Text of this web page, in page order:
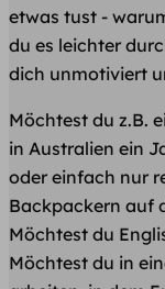
etwas tust -
du es leichter
dich unmotiviert
Möchtest du z.B.
in Australien ein
oder einfach nur
Backpackern auf
Möchtest du
Möchtest du in